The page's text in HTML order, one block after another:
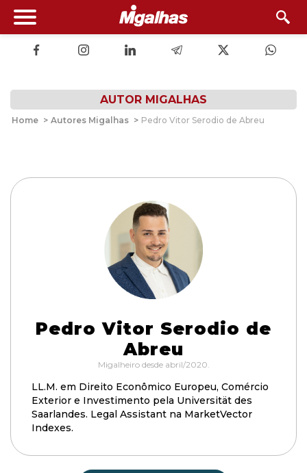
AUTOR MIGALHAS
Home > Autores Migalhas > Pedro Vitor Serodio de Abreu
Pedro Vitor Serodio de
Abreu
Migalheiro desde abril/2020.
LL.M. em Direito Econômico Europeu, Comércio
Exterior e Investimento pela Universität des
Saarlandes. Legal Assistant na MarketVector
Indexes.